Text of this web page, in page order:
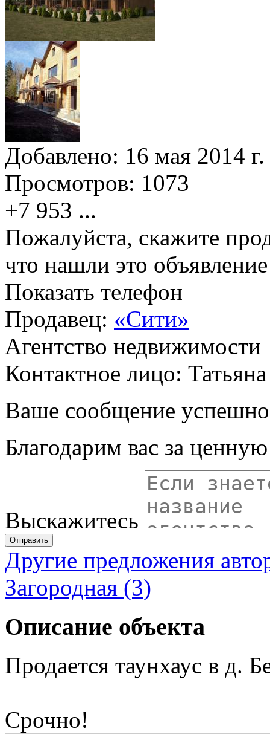
Добавлено: 16 мая 2014 г.
Просмотров: 1073
+7 953 ...
Пожалуйста, скажите
что нашли это
Показать телефон
Продавец: «Сити»
Агентство недвижимости
Контактное лицо: Татьяна
Ваше сообщение успешно
Благодарим вас за
Выскажитесь
Отправить
Другие предложения
Загородная (3)
Описание объекта
Продается таунхаус в д.
Срочно!